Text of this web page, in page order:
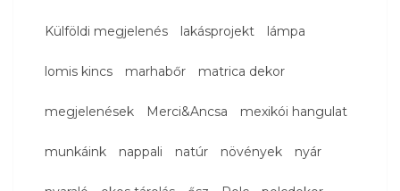
Külföldi megjelenés lakásprojekt lámpa
lomis kincs marhabőr matrica dekor
megjelenések Merci&Ancsa mexikói hangulat
munkáink nappali natúr növények nyár